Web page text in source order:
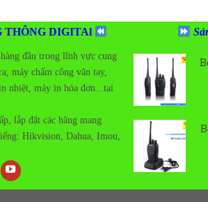
THÔNG DIGITAl
đầu trong lĩnh vực cung
máy chấm công vân tay,
nhiệt, máy in hóa đơn...tại
lắp đặt các hãng mang
Hikvision, Dahua, Imou,
wishlist
wishlist